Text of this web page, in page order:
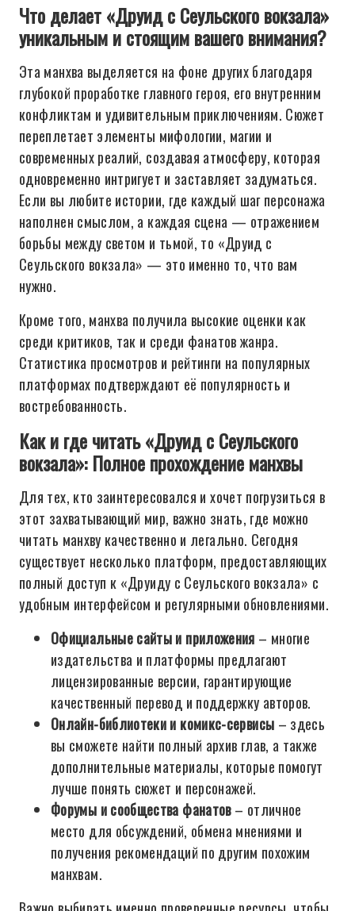
Что делает «Друид с Сеульского вокзала»
уникальным и стоящим вашего внимания?
Эта манхва выделяется на фоне других благодаря
глубокой проработке главного героя, его внутренним
конфликтам и удивительным приключениям. Сюжет
переплетает элементы мифологии, магии и
современных реалий, создавая атмосферу, которая
одновременно интригует и заставляет задуматься.
Если вы любите истории, где каждый шаг персонажа
наполнен смыслом, а каждая сцена — отражением
борьбы между светом и тьмой, то «Друид с
Сеульского вокзала» — это именно то, что вам
нужно.
Кроме того, манхва получила высокие оценки как
среди критиков, так и среди фанатов жанра.
Статистика просмотров и рейтинги на популярных
платформах подтверждают её популярность и
востребованность.
Как и где читать «Друид с Сеульского
вокзала»: Полное прохождение манхвы
Для тех, кто заинтересовался и хочет погрузиться в
этот захватывающий мир, важно знать, где можно
читать манхву качественно и легально. Сегодня
существует несколько платформ, предоставляющих
полный доступ к «Друиду с Сеульского вокзала» с
удобным интерфейсом и регулярными обновлениями.
Официальные сайты и приложения – многие
издательства и платформы предлагают
лицензированные версии, гарантирующие
качественный перевод и поддержку авторов.
Онлайн-библиотеки и комикс-сервисы – здесь
вы сможете найти полный архив глав, а также
дополнительные материалы, которые помогут
лучше понять сюжет и персонажей.
Форумы и сообщества фанатов– отличное
место для обсуждений, обмена мнениями и
получения рекомендаций по другим похожим
манхвам.